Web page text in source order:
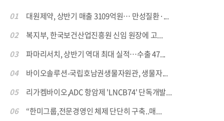
01
대원제약, 상반기 매출 3109억원… 만성질환·...
02
복지부, 한국보건산업진흥원 신임 원장에 고...
03
파마리서치, 상반기 역대 최대 실적…수출 47...
04
바이오솔루션-국립호남권생물자원관, 생물자...
05
리가켐바이오,ADC 항암제 'LNCB74' 단독개발...
06
“한미그룹,전문경영인 체제 단단히 구축..매...